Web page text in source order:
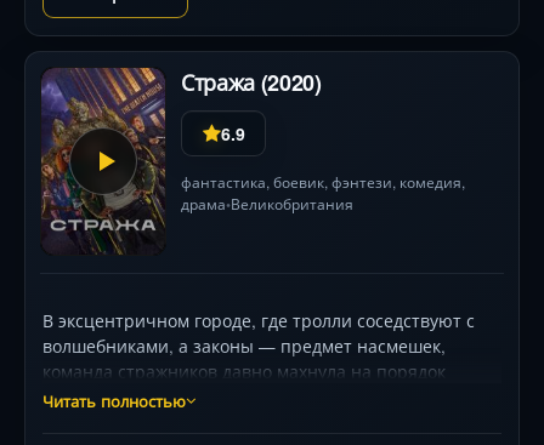
трассы, ультрафиолетовые вспышки против
монстров, гонки по руинам Лондона. Главная
человеком?
Стража (2020)
6.9
фантастика, боевик, фэнтези, комедия,
драма•Великобритания
В эксцентричном городе, где тролли соседствуют с
волшебниками, а законы — предмет насмешек,
команда стражников давно махнула на порядок
рукой. Но когда таинственный злодей похищает
Читать полностью